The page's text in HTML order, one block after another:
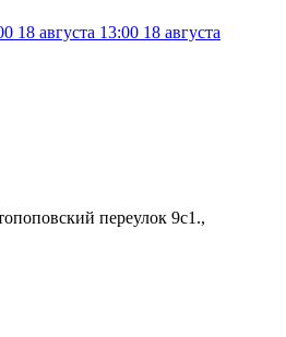
18 августа 13:00 18 августа
переулок 9с1.,